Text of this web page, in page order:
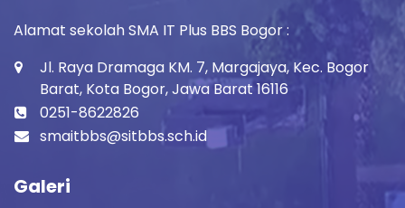
Alamat sekolah SMA IT Plus BBS Bogor :
Jl. Raya Dramaga KM. 7, Margajaya, Kec. Bogor
Barat, Kota Bogor, Jawa Barat 16116
0251-8622826
smaitbbs@sitbbs.sch.id
Galeri